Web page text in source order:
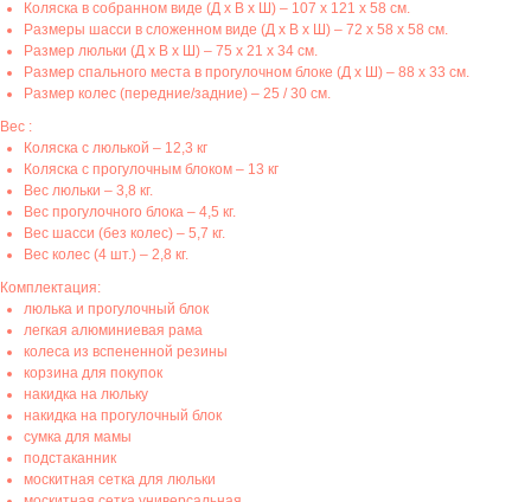
Коляска в собранном виде (Д х В х Ш) – 107 х 121 х 58 см.
Размеры шасси в сложенном виде (Д х В х Ш) – 72 х 58 х 58 см.
Размер люльки (Д х В х Ш) – 75 х 21 х 34 см.
Размер спального места в прогулочном блоке (Д х Ш) – 88 х 33 см.
Размер колес (передние/задние) – 25 / 30 см.
Вес :
Коляска с люлькой – 12,3 кг
Коляска с прогулочным блоком – 13 кг
Вес люльки – 3,8 кг.
Вес прогулочного блока – 4,5 кг.
Вес шасси (без колес) – 5,7 кг.
Вес колес (4 шт.) – 2,8 кг.
Комплектация:
люлька и прогулочный блок
легкая алюминиевая рама
колеса из вспененной резины
корзина для покупок
накидка на люльку
накидка на прогулочный блок
сумка для мамы
подстаканник
москитная сетка для люльки